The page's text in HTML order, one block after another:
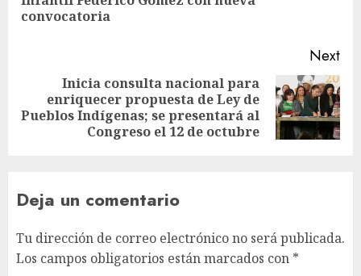
convocatoria
Next
Inicia consulta nacional para
enriquecer propuesta de Ley de
Pueblos Indígenas; se presentará al
Congreso el 12 de octubre
Deja un comentario
Tu dirección de correo electrónico no será publicada.
Los campos obligatorios están marcados con *